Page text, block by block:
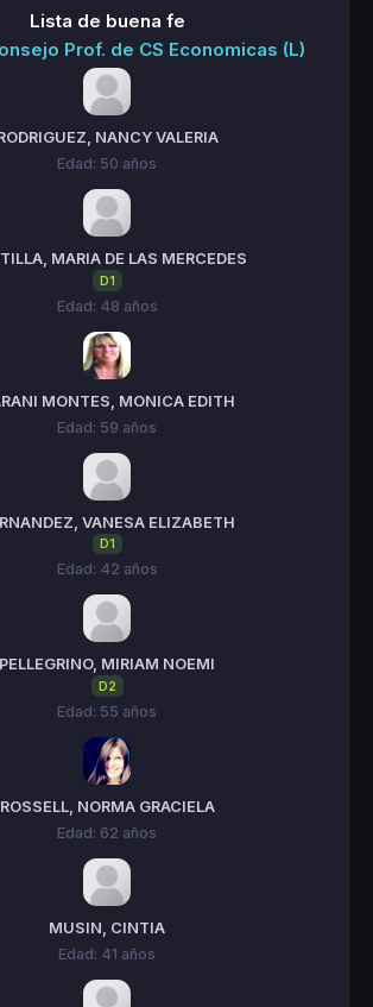
Lista de buena fe
Prof. de CS Economicas (L)
NANCY VALERIA
Edad: 50 años
MARIA DE LAS MERCEDES
D1
Edad: 48 años
MONTES, MONICA EDITH
Edad: 59 años
VANESA ELIZABETH
D1
Edad: 42 años
PELLEGRINO, MIRIAM NOEMI
D2
Edad: 55 años
ROSSELL, NORMA GRACIELA
Edad: 62 años
MUSIN, CINTIA
Edad: 41 años